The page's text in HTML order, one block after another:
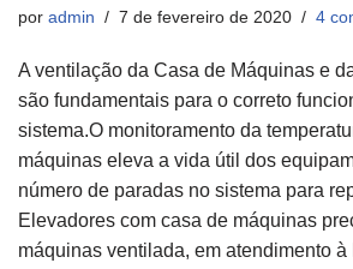
por admin 7 de fevereiro de 2020 4
A ventilação da Casa de Máquinas e
são fundamentais para o correto
sistema.O monitoramento da
máquinas eleva a vida útil dos
número de paradas no sistema para
Elevadores com casa de máquinas
máquinas ventilada, em atendimento à